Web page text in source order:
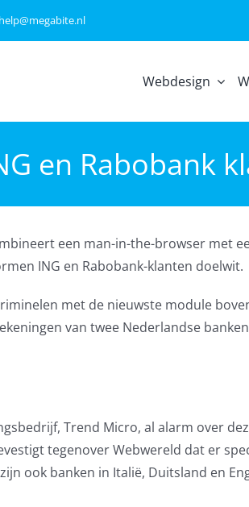
help@megabite.nl
Webdesign
en Rabobank
een man-in-the-browser met
ING en Rabobank-klanten doelwit.
met de nieuwste module
van twee Nederlandse
Trend Micro, al alarm over
tegenover Webwereld dat er
ook banken in Italië, Duitsland en